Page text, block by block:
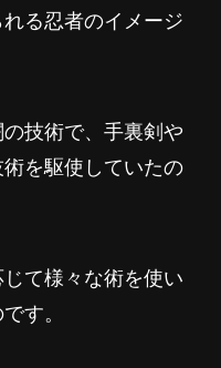
る忍者のイメージ
技術で、手裏剣や
を駆使していたの
て様々な術を使い
す。